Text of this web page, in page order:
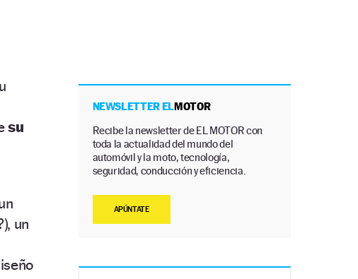
su
un
NEWSLETTER ELMOTOR
Recibe la newsletter de EL MOTOR con
toda la actualidad del mundo del
automóvil y la moto, tecnología,
seguridad, conducción y eficiencia.
APÚNTATE